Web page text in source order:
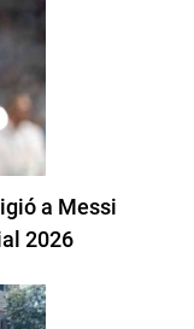
a Messi
2026